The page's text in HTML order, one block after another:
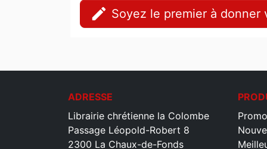
edit Soyez le premier à donner
ADRESSE
Librairie chrétienne la Colombe
Passage Léopold-Robert 8
2300 La Chaux-de-Fonds